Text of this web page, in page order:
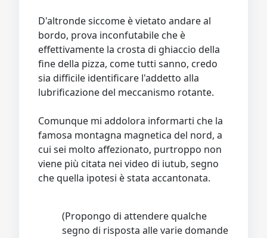
D'altronde siccome è vietato andare al
bordo, prova inconfutabile che è
effettivamente la crosta di ghiaccio della
fine della pizza, come tutti sanno, credo
sia difficile identificare l'addetto alla
lubrificazione del meccanismo rotante.
Comunque mi addolora informarti che la
famosa montagna magnetica del nord, a
cui sei molto affezionato, purtroppo non
viene più citata nei video di iutub, segno
che quella ipotesi è stata accantonata.
(Propongo di attendere qualche
segno di risposta alle varie domande